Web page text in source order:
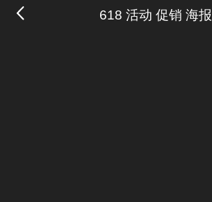
618 活动 促销 海报